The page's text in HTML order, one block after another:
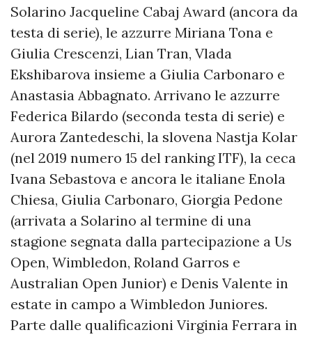
Solarino Jacqueline Cabaj Award (ancora da
testa di serie), le azzurre Miriana Tona e
Giulia Crescenzi, Lian Tran, Vlada
Ekshibarova insieme a Giulia Carbonaro e
Anastasia Abbagnato. Arrivano le azzurre
Federica Bilardo (seconda testa di serie) e
Aurora Zantedeschi, la slovena Nastja Kolar
(nel 2019 numero 15 del ranking ITF), la ceca
Ivana Sebastova e ancora le italiane Enola
Chiesa, Giulia Carbonaro, Giorgia Pedone
(arrivata a Solarino al termine di una
stagione segnata dalla partecipazione a Us
Open, Wimbledon, Roland Garros e
Australian Open Junior) e Denis Valente in
estate in campo a Wimbledon Juniores.
Parte dalle qualificazioni Virginia Ferrara in